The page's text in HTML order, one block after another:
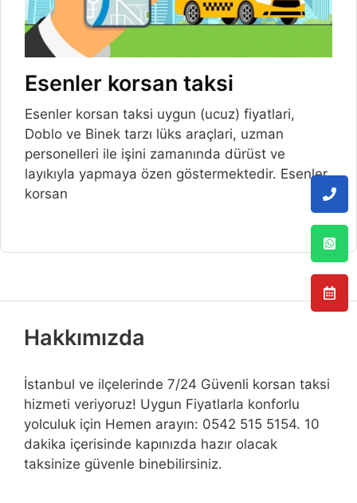
Esenler korsan taksi
Esenler korsan taksi uygun (ucuz) fiyatlari,
Doblo ve Binek tarzı lüks araçlari, uzman
personelleri ile işini zamanında dürüst ve
layıkıyla yapmaya özen göstermektedir. Esenler
korsan
Hakkımızda
İstanbul ve ilçelerinde 7/24 Güvenli korsan taksi
hizmeti veriyoruz! Uygun Fiyatlarla konforlu
yolculuk için Hemen arayın: 0542 515 5154. 10
dakika içerisinde kapınızda hazır olacak
taksinize güvenle binebilirsiniz.